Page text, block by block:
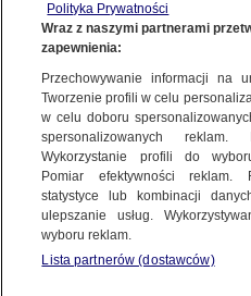
Something went
refreshing the app
Polityka Prywatności
Wraz z naszymi partnerami
zapewnienia:
Przechowywanie informacji na
Tworzenie profili w celu
w celu doboru
spersonalizowanych
Wykorzystanie profili do
Pomiar efektywności reklam.
statystyce lub kombinacji
ulepszanie usług.
wyboru reklam.
Lista partnerów (dostawców)